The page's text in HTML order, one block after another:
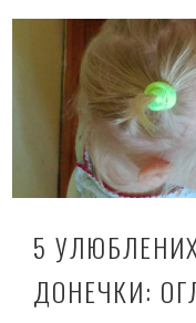
5
ДОНЕЧКИ: